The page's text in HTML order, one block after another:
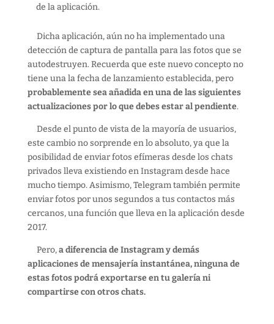
de la aplicación.
Dicha aplicación, aún no ha implementado una
detección de captura de pantalla para las fotos que se
autodestruyen. Recuerda que este nuevo concepto no
tiene una la fecha de lanzamiento establecida, pero
probablemente sea añadida en una de las siguientes
actualizaciones por lo que debes estar al pendiente.
Desde el punto de vista de la mayoría de usuarios,
este cambio no sorprende en lo absoluto, ya que la
posibilidad de enviar fotos efímeras desde los chats
privados lleva existiendo en Instagram desde hace
mucho tiempo. Asimismo, Telegram también permite
enviar fotos por unos segundos a tus contactos más
cercanos, una función que lleva en la aplicación desde
2017.
Pero,a diferencia de Instagram y demás
aplicaciones de mensajería instantánea, ninguna de
estas fotos podrá exportarse en tu galería ni
compartirse con otros chats.